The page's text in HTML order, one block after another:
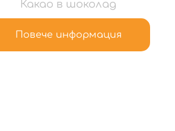
Какао в шоколад
Повече информация